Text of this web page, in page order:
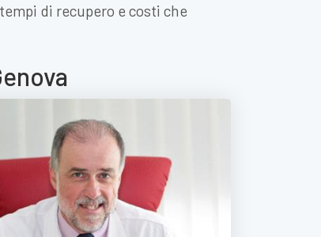
di recupero e costi che